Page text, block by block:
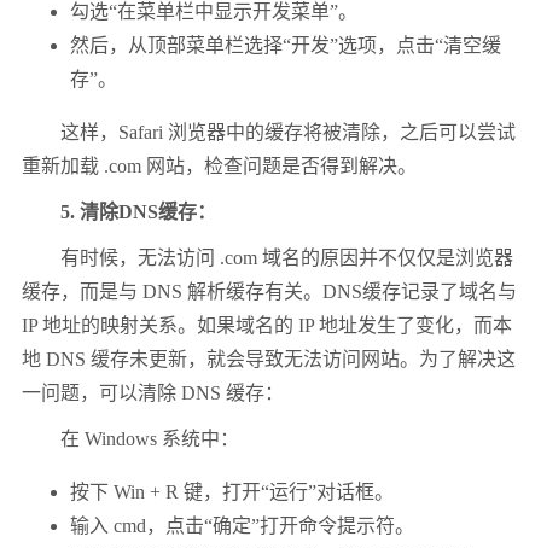
勾选“在菜单栏中显示开发菜单”。
然后，从顶部菜单栏选择“开发”选项，点击“清空缓
存”。
这样，Safari 浏览器中的缓存将被清除，之后可以尝试
重新加载 .com 网站，检查问题是否得到解决。
5. 清除DNS缓存：
有时候，无法访问 .com 域名的原因并不仅仅是浏览器
缓存，而是与 DNS 解析缓存有关。DNS缓存记录了域名与
IP 地址的映射关系。如果域名的 IP 地址发生了变化，而本
地 DNS 缓存未更新，就会导致无法访问网站。为了解决这
一问题，可以清除 DNS 缓存：
在 Windows 系统中：
按下 Win + R 键，打开“运行”对话框。
输入 cmd，点击“确定”打开命令提示符。